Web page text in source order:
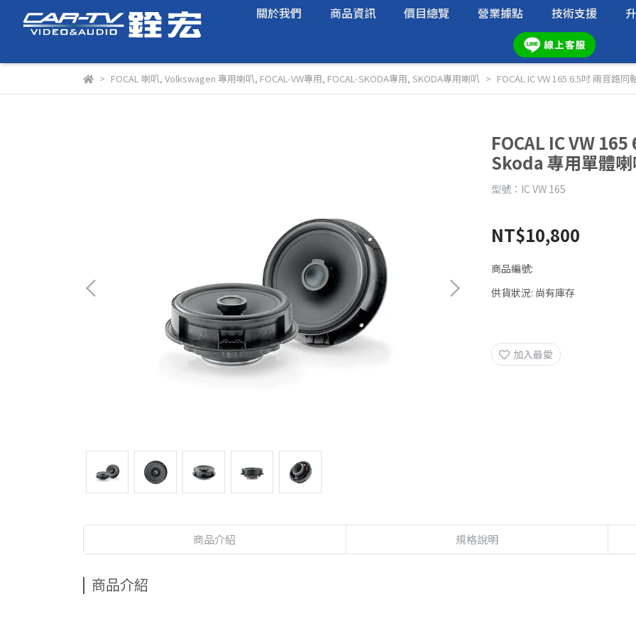
關於我們 商品資訊 價目總覽 營業據點 技術支援
FOCAL 喇叭, Volkswagen 專用喇叭, FOCAL-VW專用, FOCAL-SKODA專用, SKODA專用喇叭 FOCAL IC VW 165 6.5吋 兩音路
FOCAL IC VW
Skoda 專用單體
型號：IC VW 165
NT$10,800
商品編號:
供貨狀況: 尚有庫存
加入最愛
商品介紹 規格說明
商品介紹